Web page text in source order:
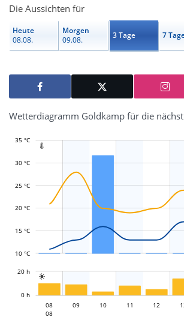
Die Aussichten für
Heute
08.08.
Morgen
09.08.
3 Tage 7
Wetterdiagramm Goldkamp für die

10 °C
15 °C
20 °C
25 °C
30 °C
35 °C

0 h
20 h
08
08
08
09 10 11 12